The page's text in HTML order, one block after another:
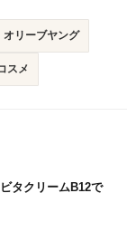
オリーブヤング
スメ
タクリームB12で